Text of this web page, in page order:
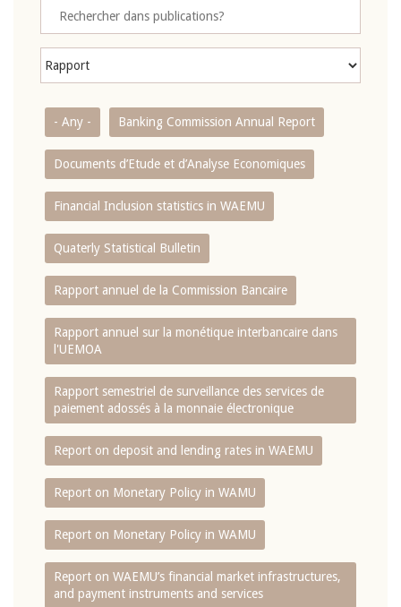
- Any - Banking Commission Annual Report
Documents d’Etude et d’Analyse Economiques
Financial Inclusion statistics in WAEMU
Quaterly Statistical Bulletin
Rapport annuel de la Commission Bancaire
Rapport annuel sur la monétique interbancaire dans
l'UEMOA
Rapport semestriel de surveillance des services de
paiement adossés à la monnaie électronique
Report on deposit and lending rates in WAEMU
Report on Monetary Policy in WAMU
Report on Monetary Policy in WAMU
Report on WAEMU’s financial market infrastructures,
and payment instruments and services